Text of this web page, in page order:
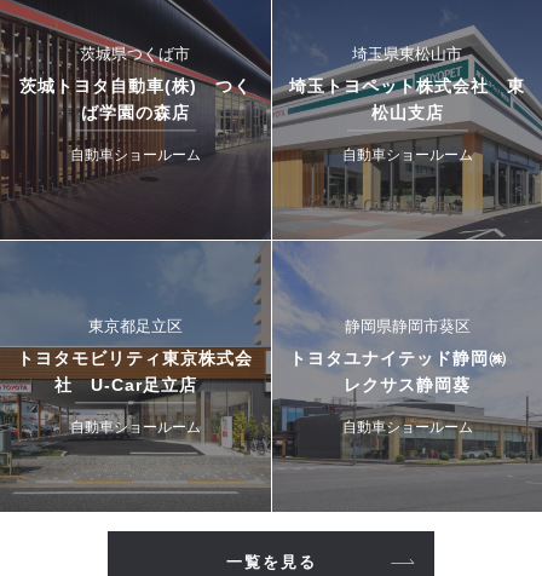
茨城県つくば市
茨城トヨタ自動車(株) つく
ば学園の森店
自動車ショールーム
埼玉県東松山市
埼玉トヨペット株式会社 東
松山支店
自動車ショールーム
東京都足立区
トヨタモビリティ東京株式会
社 U-Car足立店
自動車ショールーム
静岡県静岡市葵区
トヨタユナイテッド静岡㈱
レクサス静岡葵
自動車ショールーム
一覧を見る